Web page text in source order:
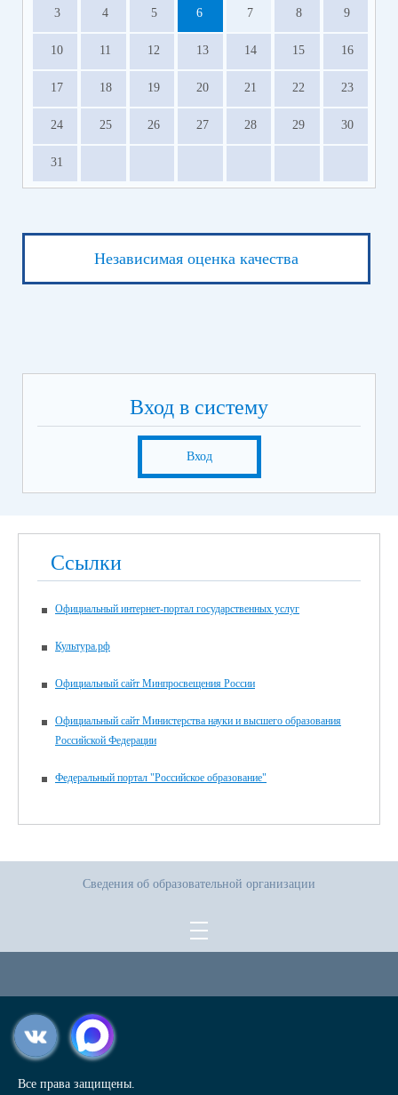
3 4 5 6 7 8 9
10 11 12 13 14 15 16
17 18 19 20 21 22 23
24 25 26 27 28 29 30
31
Независимая оценка качества
Вход в систему
Вход
Ссылки
Официальный интернет-портал государственных услуг
Культура.рф
Официальный сайт Минпросвещения России
Официальный сайт Министерства науки и высшего образования
Российской Федерации
Федеральный портал "Российское образование"
Сведения об образовательной организации
Все права защищены.